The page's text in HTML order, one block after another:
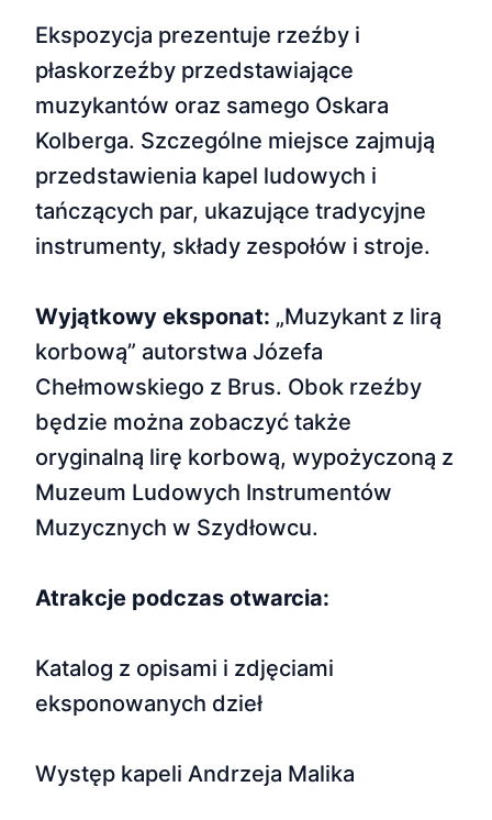
Ekspozycja prezentuje rzeźby i
płaskorzeźby przedstawiające
muzykantów oraz samego Oskara
Kolberga. Szczególne miejsce zajmują
przedstawienia kapel ludowych i
tańczących par, ukazujące tradycyjne
instrumenty, składy zespołów i stroje.
Wyjątkowy eksponat: „Muzykant z lirą
korbową” autorstwa Józefa
Chełmowskiego z Brus. Obok rzeźby
będzie można zobaczyć także
oryginalną lirę korbową, wypożyczoną z
Muzeum Ludowych Instrumentów
Muzycznych w Szydłowcu.
Atrakcje podczas otwarcia:
Katalog z opisami i zdjęciami
eksponowanych dzieł
Występ kapeli Andrzeja Malika